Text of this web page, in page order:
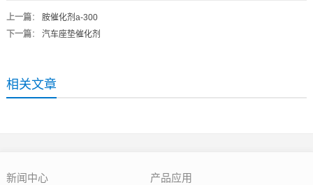
上一篇： 胺催化剂a-300
下一篇： 汽车座垫催化剂
相关文章
新闻中心 产品应用